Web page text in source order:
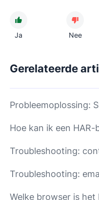
Ja Nee
Gerelateerde
Probleemoplossing:
Hoe kan ik een
Troubleshooting:
Troubleshooting:
Welke browser is